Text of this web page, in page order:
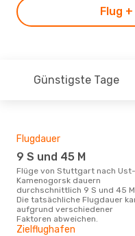
Flug
Günstigste Tage
Flugdauer
9 S und 45 M
Flüge von Stuttgart nach Ust-
Kamenogorsk dauern
durchschnittlich 9 S und 45
Die tatsächliche Flugdauer
aufgrund verschiedener
Faktoren abweichen.
Zielflughafen